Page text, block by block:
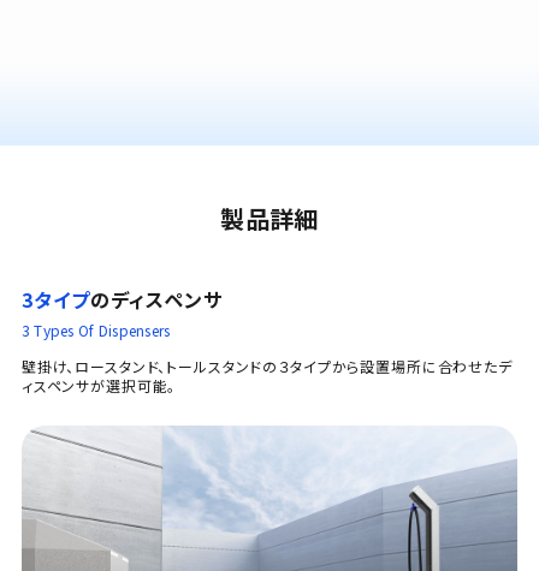
製品詳細
3タイプのディスペンサ
3 Types Of Dispensers
壁掛け、ロースタンド、トールスタンドの３タイプから設置場所に合わせたデ
ィスペンサが選択可能。